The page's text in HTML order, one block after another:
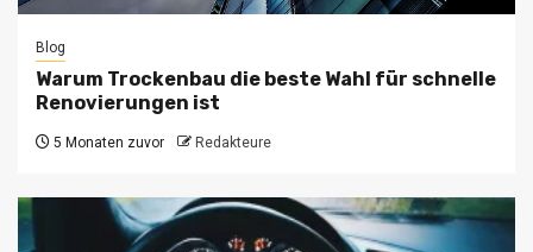
Blog
Warum Trockenbau die beste Wahl für schnelle
Renovierungen ist
5 Monaten zuvor Redakteure